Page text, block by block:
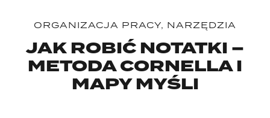
ORGANIZACJA PRACY, NARZĘDZIA
JAK ROBIĆ NOTATKI –
METODA CORNELLA I
MAPY MYŚLI